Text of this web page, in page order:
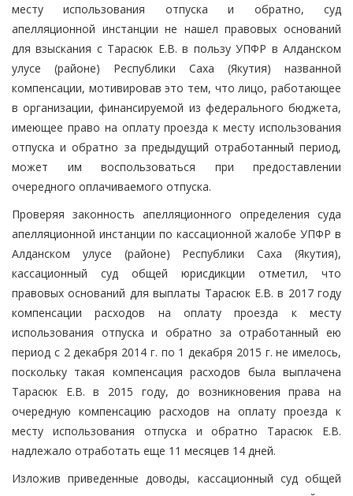
месту использования отпуска и обратно, суд
апелляционной инстанции не нашел правовых оснований
для взыскания с Тарасюк Е.В. в пользу УПФР в Алданском
улусе (районе) Республики Саха (Якутия) названной
компенсации, мотивировав это тем, что лицо, работающее
в организации, финансируемой из федерального бюджета,
имеющее право на оплату проезда к месту использования
отпуска и обратно за предыдущий отработанный период,
может им воспользоваться при предоставлении
очередного оплачиваемого отпуска.
Проверяя законность апелляционного определения суда
апелляционной инстанции по кассационной жалобе УПФР в
Алданском улусе (районе) Республики Саха (Якутия),
кассационный суд общей юрисдикции отметил, что
правовых оснований для выплаты Тарасюк Е.В. в 2017 году
компенсации расходов на оплату проезда к месту
использования отпуска и обратно за отработанный ею
период с 2 декабря 2014 г. по 1 декабря 2015 г. не имелось,
поскольку такая компенсация расходов была выплачена
Тарасюк Е.В. в 2015 году, до возникновения права на
очередную компенсацию расходов на оплату проезда к
месту использования отпуска и обратно Тарасюк Е.В.
надлежало отработать еще 11 месяцев 14 дней.
Изложив приведенные доводы, кассационный суд общей